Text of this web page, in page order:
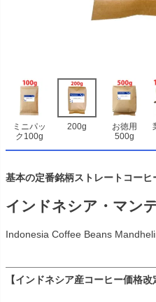
ミニパッ
ク100g
200g
お徳用
500g
基本の定番銘柄ストレートコーヒ
インドネシア・マン
Indonesia Coffee Beans
【インドネシア産コーヒー価格改